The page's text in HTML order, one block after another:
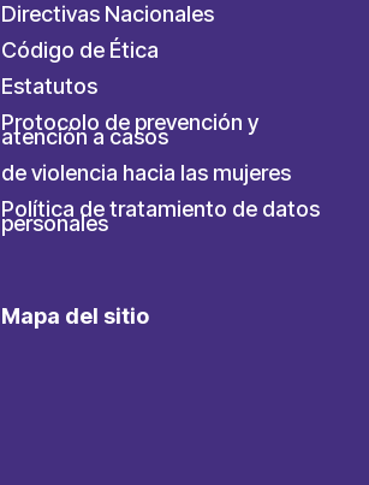
Directivas Nacionales
Código de Ética
Estatutos
Protocolo de prevención y
atención a casos
de violencia hacia las mujeres
Política de tratamiento de datos
personales
Mapa del sitio